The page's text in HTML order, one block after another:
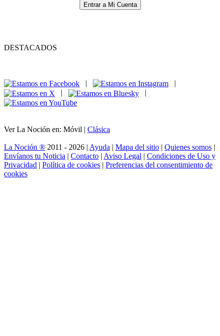
Entrar a Mi Cuenta
DESTACADOS
|
|
|
|
Ver La Noción en: Móvil | Clásica
La Noción ® 2011 - 2026 | Ayuda | Mapa del sitio | Quienes somos |
Envíanos tu Noticia | Contacto | Aviso Legal | Condiciones de Uso y
Privacidad | Política de cookies | Preferencias del consentimiento de
cookies